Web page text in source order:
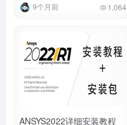
9个月前 1,064
ANSYS2022详细安装教程